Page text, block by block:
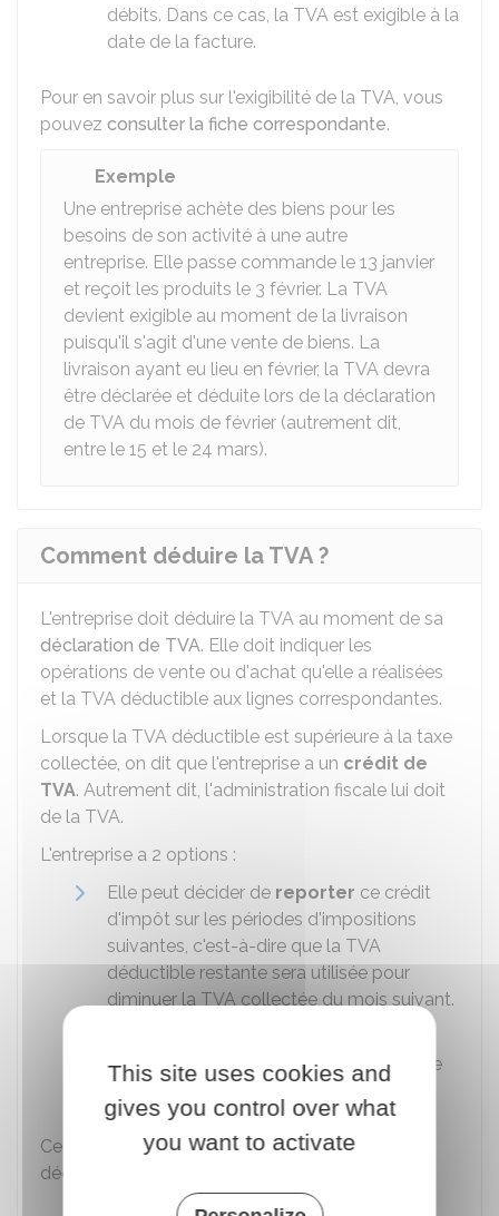
débits. Dans ce cas, la TVA est exigible à la
date de la facture.
Pour en savoir plus sur l'exigibilité de la TVA, vous
pouvez consulter la fiche correspondante.
Exemple
Une entreprise achète des biens pour les
besoins de son activité à une autre
entreprise. Elle passe commande le 13 janvier
et reçoit les produits le 3 février. La TVA
devient exigible au moment de la livraison
puisqu'il s'agit d'une vente de biens. La
livraison ayant eu lieu en février, la TVA devra
être déclarée et déduite lors de la déclaration
de TVA du mois de février (autrement dit,
entre le 15 et le 24 mars).
Comment déduire la TVA ?
L'entreprise doit déduire la TVA au moment de sa
déclaration de TVA. Elle doit indiquer les
opérations de vente ou d'achat qu'elle a réalisées
et la TVA déductible aux lignes correspondantes.
Lorsque la TVA déductible est supérieure à la taxe
collectée, on dit que l'entreprise a un crédit de
TVA. Autrement dit, l'administration fiscale lui doit
de la TVA.
L'entreprise a 2 options :
Elle peut décider de reporter ce crédit
d'impôt sur les périodes d'impositions
suivantes, c'est-à-dire que la TVA
déductible restante sera utilisée pour
diminuer la TVA collectée du mois suivant.
remboursement de la totalité ou d'une
Certains biens ou services ont des règles de
déductibilité spécifiques.
This site uses cookies and
gives you control over what
you want to activate